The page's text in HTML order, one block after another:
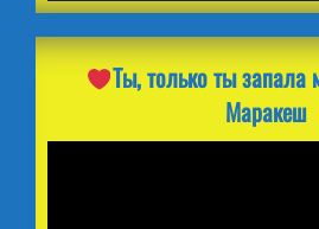
Ты, только ты запала
Маракеш